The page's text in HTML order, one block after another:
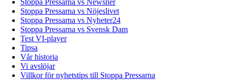
Stoppa Pressarna vs Nöjeslivet
Stoppa Pressarna vs Nyheter24
Stoppa Pressarna vs Svensk Dam
Test VI-player
Tipsa
Vår historia
Vi avslöjar
Villkor för nyhetstips till Stoppa Pressarna